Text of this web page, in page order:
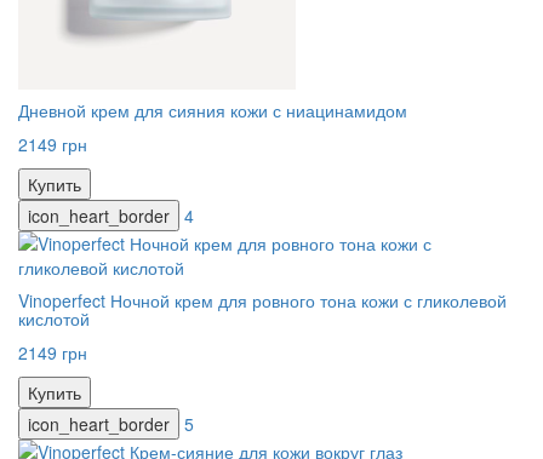
Дневной крем для сияния кожи с ниацинамидом
2149 грн
Купить
icon_heart_border 4
Vinoperfect Ночной крем для ровного тона кожи с гликолевой
кислотой
2149 грн
Купить
icon_heart_border 5